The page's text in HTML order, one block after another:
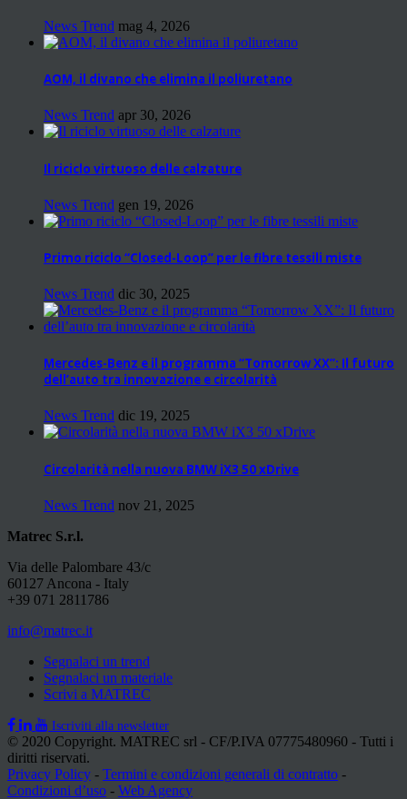
News Trend mag 4, 2026
AOM, il divano che elimina il poliuretano
News Trend apr 30, 2026
Il riciclo virtuoso delle calzature
News Trend gen 19, 2026
Primo riciclo “Closed-Loop” per le fibre tessili miste
News Trend dic 30, 2025
Mercedes-Benz e il programma “Tomorrow XX”: Il futuro
dell’auto tra innovazione e circolarità
News Trend dic 19, 2025
Circolarità nella nuova BMW iX3 50 xDrive
News Trend nov 21, 2025
Matrec S.r.l.
Via delle Palombare 43/c
60127 Ancona - Italy
+39 071 2811786
info@matrec.it
Segnalaci un trend
Segnalaci un materiale
Scrivi a MATREC
Iscriviti alla newsletter
© 2020 Copyright. MATREC srl - CF/P.IVA 07775480960 - Tutti i
diritti riservati.
Privacy Policy - Termini e condizioni generali di contratto -
Condizioni d’uso - Web Agency